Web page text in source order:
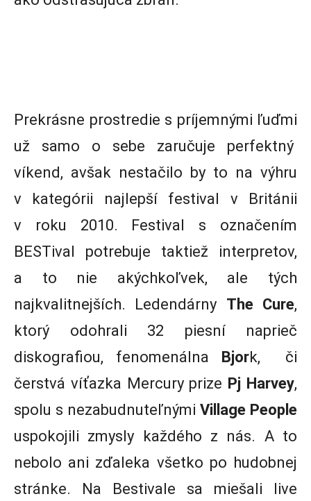
Prekrásne prostredie s príjemnými ľuďmi
už samo o sebe zaručuje perfektný
víkend, avšak nestačilo by to na výhru
v kategórii najlepší festival v Británii
v roku 2010. Festival s označením
BESTival potrebuje taktiež interpretov,
a to nie akýchkoľvek, ale tých
najkvalitnejších. Ledendárny The Cure,
ktorý odohrali 32 piesní naprieč
diskografiou, fenomenálna Bjork, či
čerstvá víťazka Mercury prize Pj Harvey,
spolu s nezabudnuteľnými Village People
uspokojili zmysly každého z nás. A to
nebolo ani zďaleka všetko po hudobnej
stránke. Na Bestivale sa miešali live